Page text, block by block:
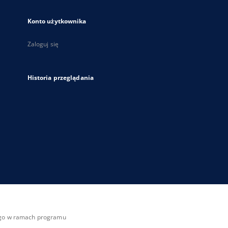
Konto użytkownika
Zaloguj się
Historia przeglądania
w ramach programu